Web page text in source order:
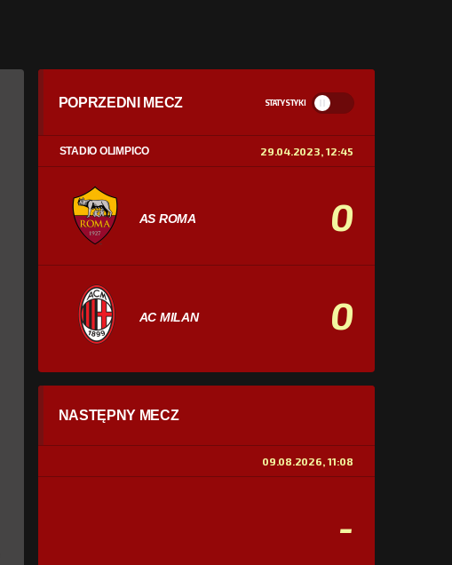
POPRZEDNI MECZ STATYSTYKI
STADIO OLIMPICO 29.04.2023, 12:45
AS ROMA 0
AC MILAN 0
STATYSTYKI
0% 100%
NASTĘPNY MECZ
09.08.2026, 11:08
-